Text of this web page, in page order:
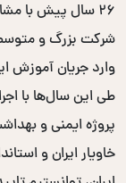
۲۶ سال پیش با
شرکت بزرگ و
وارد جریان آموزش
طی این سال‌ها با